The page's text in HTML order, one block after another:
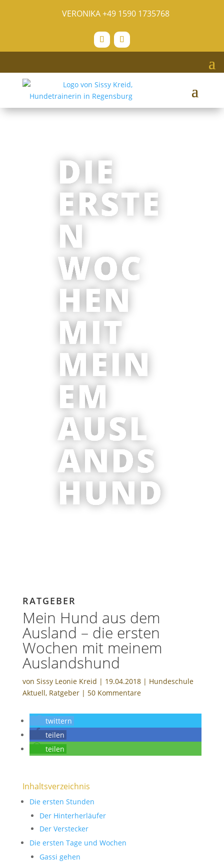
VERONIKA+49 1590 1735768
DIE
ERSTE
N
WOC
HEN
MIT
MEIN
EM
AUSL
ANDS
HUND
RATGEBER
Mein Hund aus dem
Ausland – die ersten
Wochen mit meinem
Auslandshund
von Sissy Leonie Kreid | 19.04.2018| Hundeschule
Aktuell, Ratgeber| 50 Kommentare
twittern
teilen
teilen
Inhaltsverzeichnis
Die ersten Stunden
Der Hinterherläufer
Der Verstecker
Die ersten Tage und Wochen
Gassi gehen